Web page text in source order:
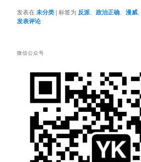
发表在未分类 |标签为 反派 、政治正确 、漫威
发表评论
微信公众号